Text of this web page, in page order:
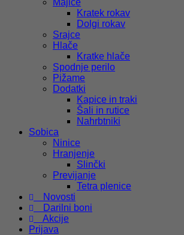
Kratek rokav
Dolgi rokav
Srajce
Hlače
Kratke hlače
Spodnje perilo
Pižame
Dodatki
Kapice in traki
Šali in rutice
Nahrbtniki
Sobica
Ninice
Hranjenje
Slinčki
Previjanje
Tetra plenice
Novosti
Darilni boni
Akcije
Prijava